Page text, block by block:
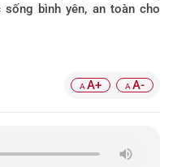
bình yên, an toàn cho
A A+ A A-